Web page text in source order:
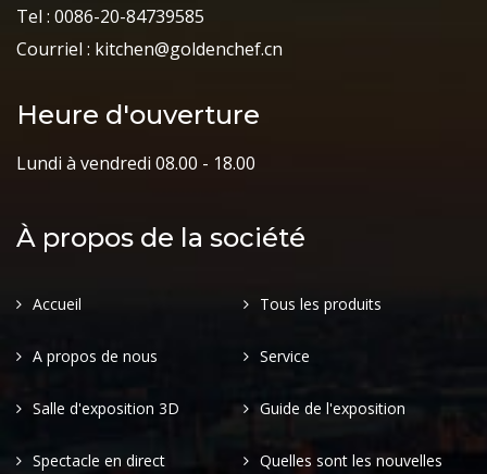
Tel : 0086-20-84739585
Courriel : kitchen@goldenchef.cn
Heure d'ouverture
Lundi à vendredi 08.00 - 18.00
À propos de la société
Accueil Tous les produits
A propos de nous Service
Salle d'exposition 3D Guide de l'exposition
Spectacle en direct Quelles sont les nouvelles